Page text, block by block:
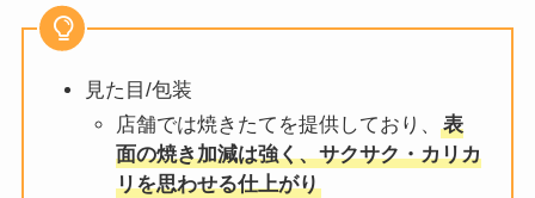
見た目/包装
店舗では焼きたてを提供しており、
表
面の焼き加減は強く、サクサク・カリカ
リを思わせる仕上がり